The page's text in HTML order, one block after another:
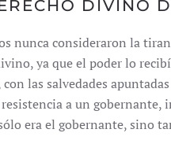
DIVINO
nunca consideraron la
ya que el poder lo
las salvedades
a un gobernante,
era el gobernante, sino